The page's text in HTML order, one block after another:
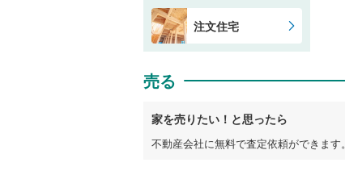
注文住宅
売る
家を売りたい！と思ったら
不動産会社に無料で査定依頼ができます。